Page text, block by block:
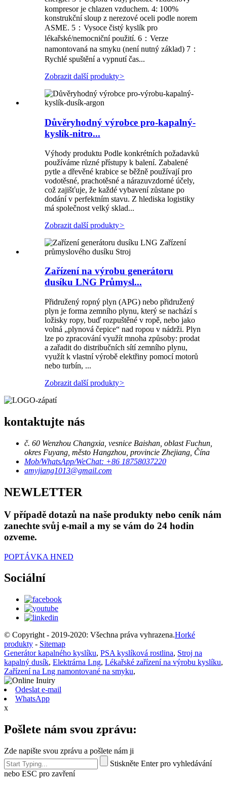
kompresor je chlazen vzduchem. 4: 100%
konstrukční sloup z nerezové oceli podle norem
ASME. 5：Vysoce čistý kyslík pro
lékařské/nemocniční použití. 6：Verze
namontovaná na smyku (není nutný základ) 7：
Rychlé spuštění a vypnutí čas...
Zobrazit další produkty>
Důvěryhodný výrobce pro-kapalný-
kyslík-nitro...
Výhody produktu Podle konkrétních požadavků
používáme různé přístupy k balení. Zabalené
pytle a dřevěné krabice se běžně používají pro
vodotěsné, prachotěsné a nárazuvzdorné účely,
což zajišťuje, že každé vybavení zůstane po
dodání v perfektním stavu. Z hlediska logistiky
má společnost velký sklad...
Zobrazit další produkty>
Zařízení na výrobu generátoru
dusíku LNG Průmysl...
Přidružený ropný plyn (APG) nebo přidružený
plyn je forma zemního plynu, který se nachází s
ložisky ropy, buď rozpuštěné v ropě, nebo jako
volná „plynová čepice“ nad ropou v nádrži. Plyn
lze po zpracování využít mnoha způsoby: prodat
a zařadit do distribučních sítí zemního plynu,
využít k vlastní výrobě elektřiny pomocí motorů
nebo turbín, ...
Zobrazit další produkty>
kontaktujte nás
č. 60 Wenzhou Changxia, vesnice Baishan, oblast Fuchun,
okres Fuyang, město Hangzhou, provincie Zhejiang, Čína
Mob/WhatsApp/WeChat: +86 18758037220
amyjiang1013@gmail.com
NEWLETTER
V případě dotazů na naše produkty nebo ceník nám
zanechte svůj e-mail a my se vám do 24 hodin
ozveme.
POPTÁVKA HNED
Sociální
© Copyright - 2019-2020: Všechna práva vyhrazena.Horké
produkty - Sitemap
Generátor kapalného kyslíku, PSA kyslíková rostlina, Stroj na
kapalný dusík, Elektrárna Lng, Lékařské zařízení na výrobu kyslíku,
Zařízení na Lng namontované na smyku,
Odeslat e-mail
WhatsApp
x
Pošlete nám svou zprávu:
Zde napište svou zprávu a pošlete nám ji
Stiskněte Enter pro vyhledávání
nebo ESC pro zavření